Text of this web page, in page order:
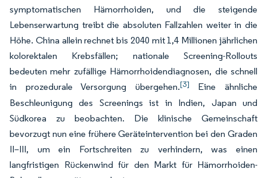
symptomatischen Hämorrhoiden, und die steigende
Lebenserwartung treibt die absoluten Fallzahlen weiter in die
Höhe. China allein rechnet bis 2040 mit 1,4 Millionen jährlichen
kolorektalen Krebsfällen; nationale Screening-Rollouts
bedeuten mehr zufällige Hämorrhoidendiagnosen, die schnell
in prozedurale Versorgung übergehen.[3]
Eine ähnliche
Beschleunigung des Screenings ist in Indien, Japan und
Südkorea zu beobachten. Die klinische Gemeinschaft
bevorzugt nun eine frühere Geräteintervention bei den Graden
II–III, um ein Fortschreiten zu verhindern, was einen
langfristigen Rückenwind für den Markt für Hämorrhoiden-